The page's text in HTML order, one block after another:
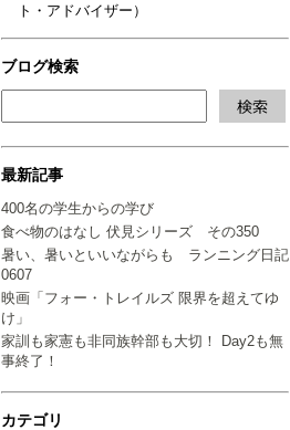
ト・アドバイザー）
ブログ検索
最新記事
400名の学生からの学び
食べ物のはなし 伏見シリーズ その350
暑い、暑いといいながらも ランニング日記
0607
映画「フォー・トレイルズ 限界を超えてゆ
け」
家訓も家憲も非同族幹部も大切！ Day2も無
事終了！
カテゴリ